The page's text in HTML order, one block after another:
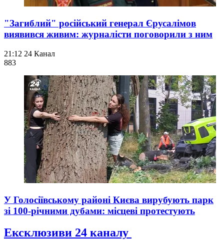
"Загиблий" російський генерал Єрусалімов
виявився живим: журналісти поговорили з ним
21:12 24 Канал
883
У Голосіївському районі Києва вирубують парк
зі 100-річними дубами: місцеві протестують
Ексклюзиви 24 каналу